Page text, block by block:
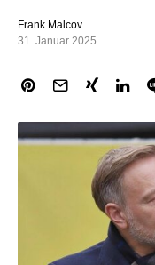
Frank Malcov
31. Januar 2025